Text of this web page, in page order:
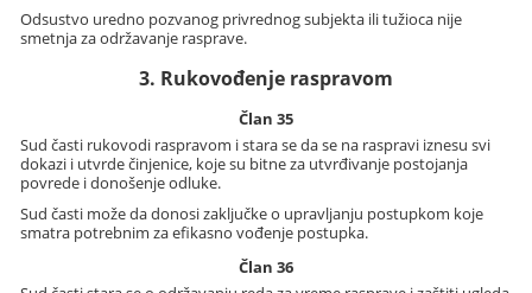
Odsustvo uredno pozvanog privrednog subjekta ili tužioca nije
smetnja za održavanje rasprave.
3. Rukovođenje raspravom
Član 35
Sud časti rukovodi raspravom i stara se da se na raspravi iznesu svi
dokazi i utvrde činjenice, koje su bitne za utvrđivanje postojanja
povrede i donošenje odluke.
Sud časti može da donosi zaključke o upravljanju postupkom koje
smatra potrebnim za efikasno vođenje postupka.
Član 36